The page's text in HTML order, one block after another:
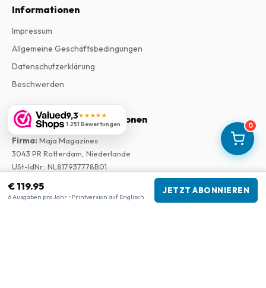
0
€ 119.95
6 Ausgaben pro Jahr • Printversion auf Englisch
JETZT ABONNIEREN
9,3★★★★★
1.251 Bewertungen
Informationen
Impressum
Allgemeine Geschäftsbedingungen
Datenschutzerklärung
Beschwerden
Unternehmensinformationen
Firma: Maja Magazines
3043 PR Rotterdam, Niederlande
USt-IdNr.: NL817937778B01